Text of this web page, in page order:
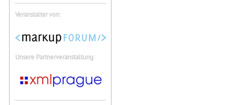
Veranstalter von:
Unsere Partnerveranstaltung: